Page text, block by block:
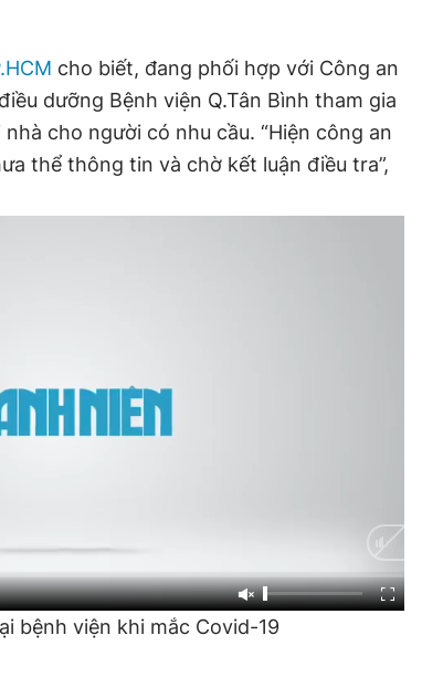
cho biết, đang phối hợp với Công an
dưỡng Bệnh viện Q.Tân Bình tham gia
cho người có nhu cầu. “Hiện công an
thể thông tin và chờ kết luận điều tra”,
bệnh viện khi mắc Covid-19